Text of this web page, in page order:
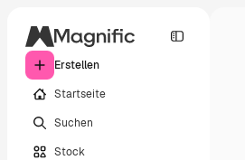
Erstellen
Startseite
Suchen
Stock